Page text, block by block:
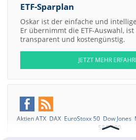
ETF-Sparplan
Oskar ist der einfache und
Er übernimmt die ETF-Auswahl,
transparent und kostengünstig.
JETZT MEHR
Aktien ATX DAX EuroStoxx 50 Dow Jones
S&P 500